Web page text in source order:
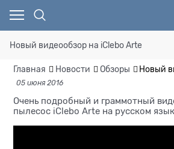
Новый видеообзор на iClebo Arte
Главная Новости Обзоры Новый
05 июня 2016
Очень подробный и граммотный
пылесос iClebo Arte на русском